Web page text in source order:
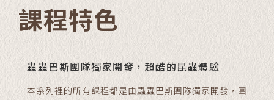
課程特色
蟲蟲巴斯團隊獨家開發，超酷的昆蟲體驗
本系列裡的所有課程都是由蟲蟲巴斯團隊獨家開發，團